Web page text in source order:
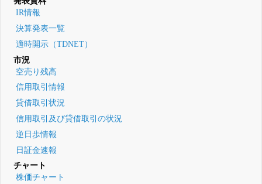
IR情報
決算発表一覧
適時開示（TDNET）
市況
空売り残高
信用取引情報
貸借取引状況
信用取引及び貸借取引の状況
逆日歩情報
日証金速報
チャート
株価チャート